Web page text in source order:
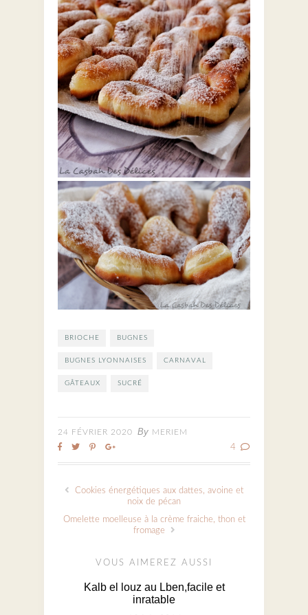
BRIOCHE BUGNES
BUGNES LYONNAISES CARNAVAL
GÂTEAUX SUCRÉ
24 FÉVRIER 2020 By MERIEM
4
Cookies énergétiques aux dattes, avoine et
noix de pécan
Omelette moelleuse à la crème fraiche, thon et
fromage
VOUS AIMEREZ AUSSI
Kalb el louz au Lben,facile et
inratable